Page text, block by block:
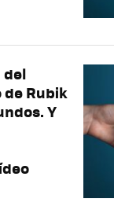
del
Rubik
Y